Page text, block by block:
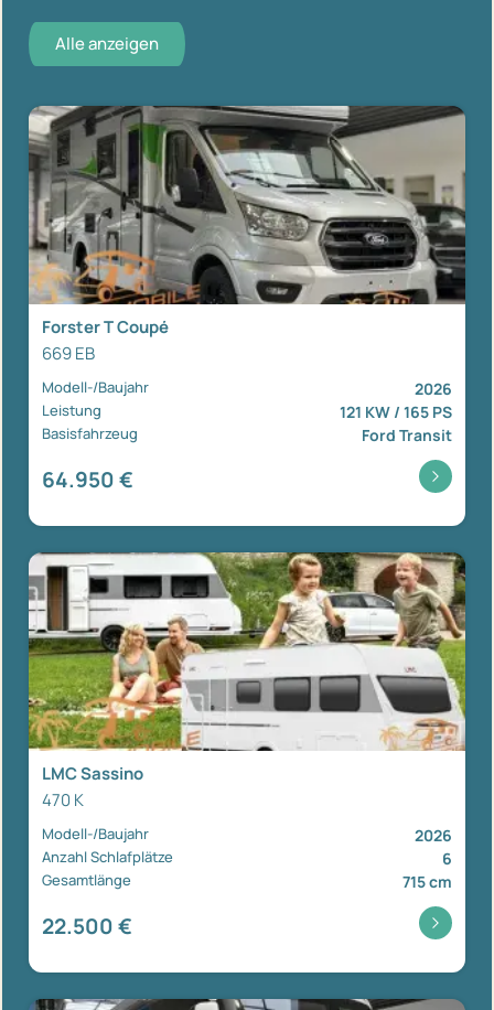
Alle anzeigen
Forster T Coupé
669 EB
Modell-/Baujahr 2026
Leistung 121 KW / 165 PS
Basisfahrzeug Ford Transit
64.950 €
LMC Sassino
470 K
Modell-/Baujahr 2026
Anzahl Schlafplätze 6
Gesamtlänge 715 cm
22.500 €